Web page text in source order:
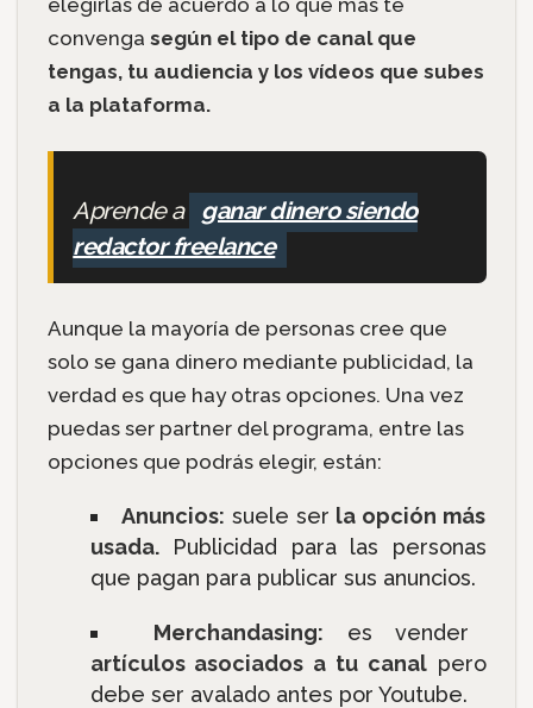
elegirlas de acuerdo a lo que más te
convenga según el tipo de canal que
tengas, tu audiencia y los vídeos que subes
a la plataforma.
Aprende a ganar dinero siendo
redactor freelance
Aunque la mayoría de personas cree que
solo se gana dinero mediante publicidad, la
verdad es que hay otras opciones. Una vez
puedas ser partner del programa, entre las
opciones que podrás elegir, están:
Anuncios: suele ser la opción más
usada.Publicidad para las personas
que pagan para publicar sus anuncios.
Merchandasing: es vender
artículos asociados a tu canalpero
debe ser avalado antes por Youtube.